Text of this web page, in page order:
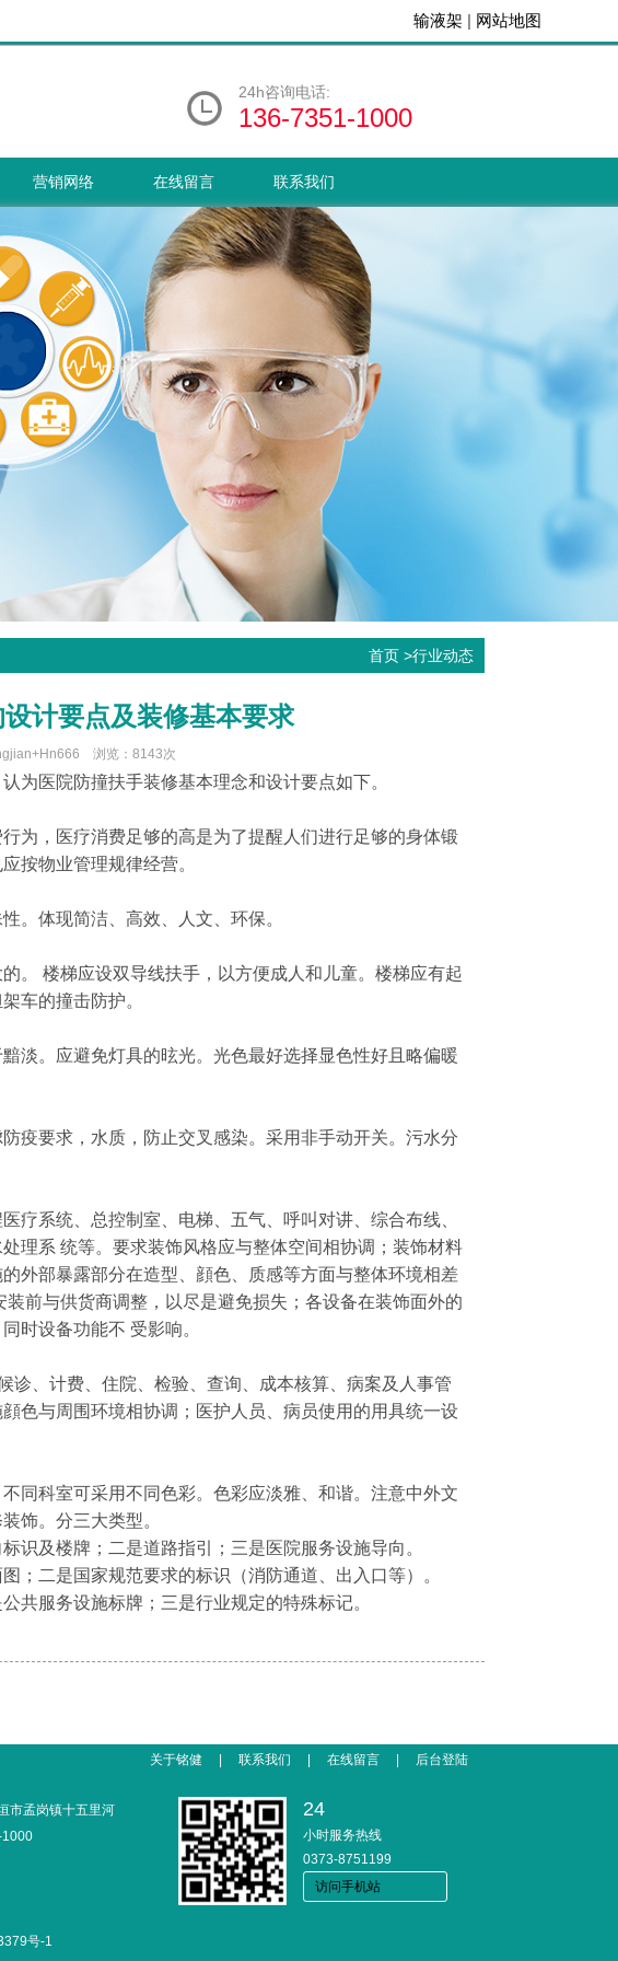
输液架 | 网站地图
24h咨询电话:
136-7351-1000
营销网络 在线留言 联系我们
首页 >行业动态
计要点及装修基本要求
浏览：8143次
为医院防撞扶手装修基本理念和设计要点如下。
为，医疗消费足够的高是为了提醒人们进行足够的身体锻
按物业管理规律经营。
。体现简洁、高效、人文、环保。
。 楼梯应设双导线扶手，以方便成人和儿童。楼梯应有起
车的撞击防护。
淡。应避免灯具的昡光。光色最好选择显色性好且略偏暖
疫要求，水质，防止交叉感染。采用非手动开关。污水分
疗系统、总控制室、电梯、五气、呼叫对讲、综合布线、
理系 统等。要求装饰风格应与整体空间相协调；装饰材料
外部暴露部分在造型、顔色、质感等方面与整体环境相差
前与供货商调整，以尽是避免损失；各设备在装饰面外的
时设备功能不 受影响。
诊、计费、住院、检验、查询、成本核算、病案及人事管
色与周围环境相协调；医护人员、病员使用的用具统一设
同科室可采用不同色彩。色彩应淡雅、和谐。注意中外文
饰。分三大类型。
识及楼牌；二是道路指引；三是医院服务设施导向。
；二是国家规范要求的标识（消防通道、出入口等）。
共服务设施标牌；三是行业规定的特殊标记。
后台登陆
在线留言
联系我们
关于铭健
市孟岗镇十五里河
1000
号-1
24
小时服务热线
0373-8751199
访问手机站